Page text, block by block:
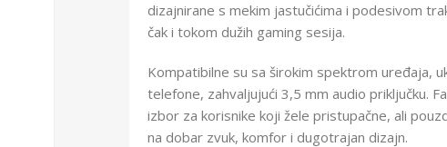
dizajnirane s mekim jastučićima i podesivom
čak i tokom dužih gaming sesija.
Kompatibilne su sa širokim spektrom uređaja,
telefone, zahvaljujući 3,5 mm audio priključku.
izbor za korisnike koji žele pristupačne, ali
na dobar zvuk, komfor i dugotrajan dizajn.